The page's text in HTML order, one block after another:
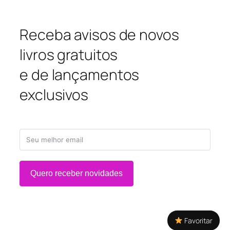
Receba avisos de novos
livros gratuitos
e de lançamentos
exclusivos
Quero receber novidades
Favoritar